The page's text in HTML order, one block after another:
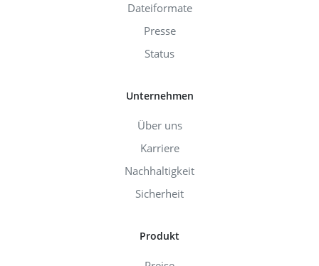
Dateiformate
Presse
Status
Unternehmen
Über uns
Karriere
Nachhaltigkeit
Sicherheit
Produkt